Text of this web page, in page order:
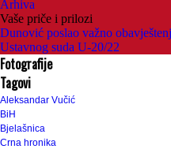
Arhiva
Vaše priče i prilozi
Dunović poslao važno
Ustavnog suda U-20/22
Fotografije
Tagovi
Aleksandar Vučić
BiH
Bjelašnica
Crna hronika